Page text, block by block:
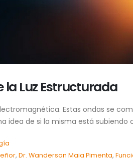
la Luz Estructurada
Estas ondas se
idea de si la misma está subiendo
, Dr. Wanderson Maia Pimenta,